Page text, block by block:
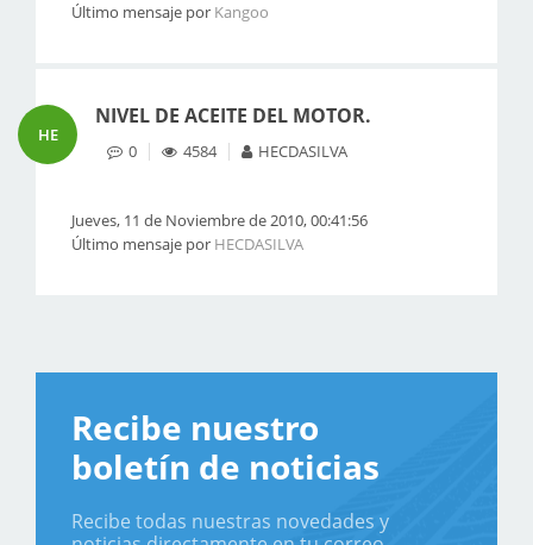
Último mensaje por Kangoo
HE
NIVEL DE ACEITE DEL MOTOR.
0 4584 HECDASILVA
Jueves, 11 de Noviembre de 2010, 00:41:56
Último mensaje por HECDASILVA
Recibe nuestro
boletín de noticias
Recibe todas nuestras novedades y